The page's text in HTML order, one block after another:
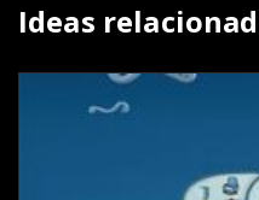
Ideas